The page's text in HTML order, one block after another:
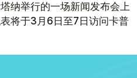
纳举行的一场新闻发布会上
将于3月6日至7日访问卡普